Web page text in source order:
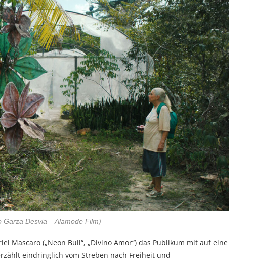
Garza Desvia – Alamode Film)
Mascaro („Neon Bull“, „Divino Amor“) das Publikum mit auf eine
eindringlich vom Streben nach Freiheit und